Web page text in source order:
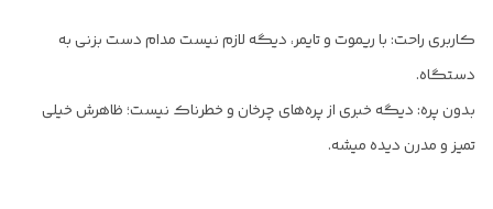
کاربری راحت: با ریموت و تایمر، دیگه لازم نیست مدام دست بزنی به
دستگاه.
بدون پره: دیگه خبری از پره‌های چرخان و خطرناک نیست؛ ظاهرش خیلی
تمیز و مدرن دیده میشه.